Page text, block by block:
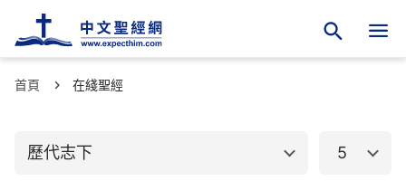
首頁 在綫聖經
歷代志下
舊約聖經
創世記 5